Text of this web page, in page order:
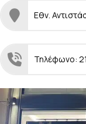
Εθν.
Τηλέφωνο: